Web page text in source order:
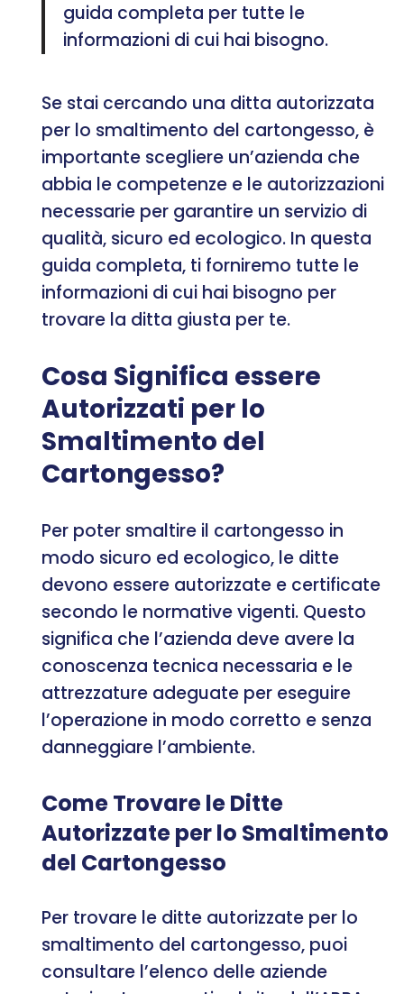
guida completa per tutte le
informazioni di cui hai bisogno.
Se stai cercando una ditta autorizzata
per lo smaltimento del cartongesso, è
importante scegliere un’azienda che
abbia le competenze e le autorizzazioni
necessarie per garantire un servizio di
qualità, sicuro ed ecologico. In questa
guida completa, ti forniremo tutte le
informazioni di cui hai bisogno per
trovare la ditta giusta per te.
Cosa Significa essere
Autorizzati per lo
Smaltimento del
Cartongesso?
Per poter smaltire il cartongesso in
modo sicuro ed ecologico, le ditte
devono essere autorizzate e certificate
secondo le normative vigenti. Questo
significa che l’azienda deve avere la
conoscenza tecnica necessaria e le
attrezzature adeguate per eseguire
l’operazione in modo corretto e senza
danneggiare l’ambiente.
Come Trovare le Ditte
Autorizzate per lo Smaltimento
del Cartongesso
Per trovare le ditte autorizzate per lo
smaltimento del cartongesso, puoi
consultare l’elenco delle aziende